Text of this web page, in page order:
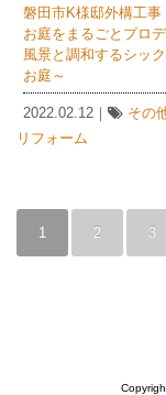
磐田市K様邸外構工事
お庭をまるごとプロ
風景と調和するシッ
お庭～
2022.02.12｜ その
リフォーム
1 2 3